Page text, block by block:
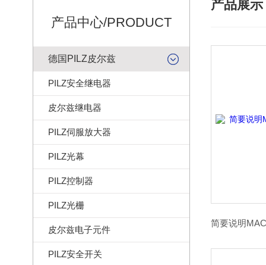
产品中心/PRODUCT
德国PILZ皮尔兹
PILZ安全继电器
皮尔兹继电器
PILZ伺服放大器
PILZ光幕
PILZ控制器
PILZ光栅
皮尔兹电子元件
PILZ安全开关
产品展示
简要说明